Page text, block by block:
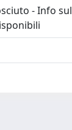
- Info sul